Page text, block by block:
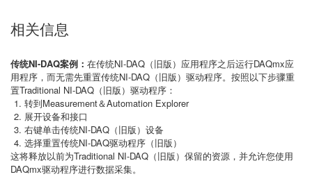
相关信息
传统NI-DAQ案例： 在传统NI-DAQ（旧版）应用程序之后运行DAQmx应
用程序，而无需先重置传统NI-DAQ（旧版）驱动程序。按照以下步骤重
置Traditional NI-DAQ（旧版）驱动程序：
转到Measurement＆Automation Explorer
展开设备和接口
右键单击传统NI-DAQ（旧版）设备
选择重置传统NI-DAQ驱动程序（旧版）
这将释放以前为Traditional NI-DAQ（旧版）保留的资源，并允许您使用
DAQmx驱动程序进行数据采集。